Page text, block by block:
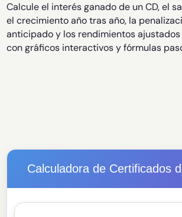
Calcule el interés ganado de un CD, el
el crecimiento año tras año, la
anticipado y los rendimientos
con gráficos interactivos y fórmulas
Calculadora de Certificados